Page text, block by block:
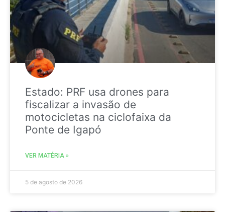
Estado: PRF usa drones para
fiscalizar a invasão de
motocicletas na ciclofaixa da
Ponte de Igapó
VER MATÉRIA »
5 de agosto de 2026